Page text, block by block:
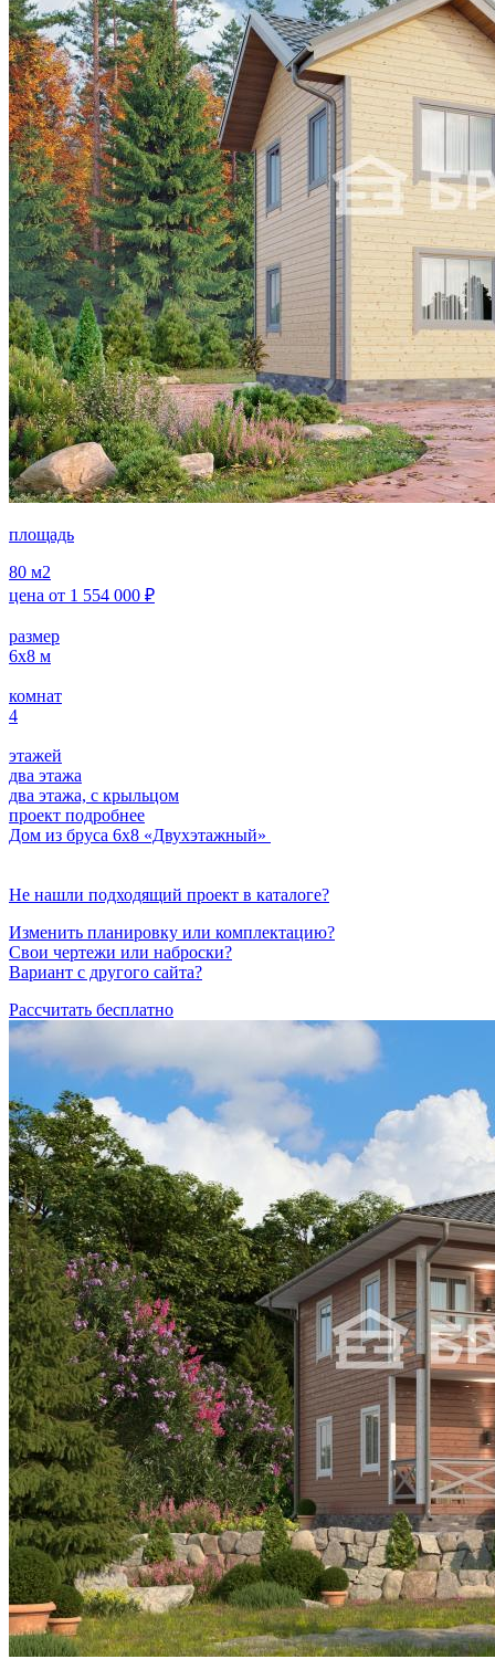
площадь
80 м2
цена от 1 554 000 ₽
размер
6х8 м
комнат
4
этажей
два этажа
два этажа, с крыльцом
проект подробнее
Дом из бруса 6х8 «Двухэтажный»
Не нашли подходящий проект в каталоге?
Изменить планировку или комплектацию?
Свои чертежи или наброски?
Вариант с другого сайта?
Рассчитать бесплатно